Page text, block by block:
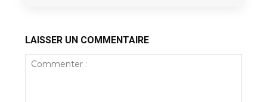
LAISSER UN COMMENTAIRE